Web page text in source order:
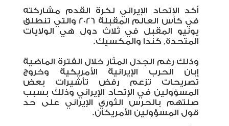
أكد الإتحاد الإيراني لكرة القدم مشاركته
في كأس العالم المقبلة 2026 والتي تنطلق
يونيو المقبل في ثلاث دول هي الولايات
المتحدة, كندا والمكسيك.
وذلك رغم الجدل المثار خلال الفترة الماضية
إبان الحرب الإيرانية الأمريكية وخروج
تصريحات تزعم رفض تأشيرات بعض
المسؤولين في الإتحاد الإيراني وذلك بسبب
صلتهم بالحرس الثوري الإيراني على حد
قول المسؤولين الأمريكان.